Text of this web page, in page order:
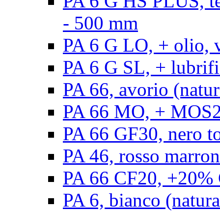
- 500 mm
PA 6 G LO, + olio,
PA 6 G SL, +
PA 66, avorio
PA 66 MO, +
PA 66 GF30, nero
PA 46, rosso
PA 66 CF20,
PA 6, bianco